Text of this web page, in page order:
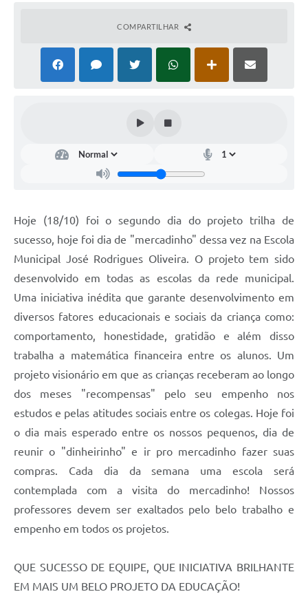
COMPARTILHAR
Hoje (18/10) foi o segundo dia do projeto trilha de
sucesso, hoje foi dia de "mercadinho" dessa vez na Escola
Municipal José Rodrigues Oliveira. O projeto tem sido
desenvolvido em todas as escolas da rede municipal.
Uma iniciativa inédita que garante desenvolvimento em
diversos fatores educacionais e sociais da criança como:
comportamento, honestidade, gratidão e além disso
trabalha a matemática financeira entre os alunos. Um
projeto visionário em que as crianças receberam ao longo
dos meses "recompensas" pelo seu empenho nos
estudos e pelas atitudes sociais entre os colegas. Hoje foi
o dia mais esperado entre os nossos pequenos, dia de
reunir o "dinheirinho" e ir pro mercadinho fazer suas
compras. Cada dia da semana uma escola será
contemplada com a visita do mercadinho! Nossos
professores devem ser exaltados pelo belo trabalho e
empenho em todos os projetos.
QUE SUCESSO DE EQUIPE, QUE INICIATIVA BRILHANTE
EM MAIS UM BELO PROJETO DA EDUCAÇÃO!